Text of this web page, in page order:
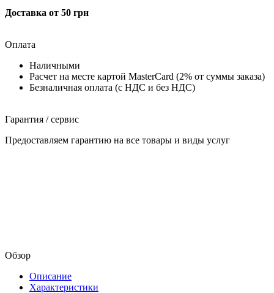
Доставка от 50 грн
Оплата
Наличными
Расчет на месте картой MasterCard (2% от суммы заказа)
Безналичная оплата (с НДС и без НДС)
Гарантия / сервис
Предоставляем гарантию на все товары и виды услуг
Обзор
Описание
Характеристики